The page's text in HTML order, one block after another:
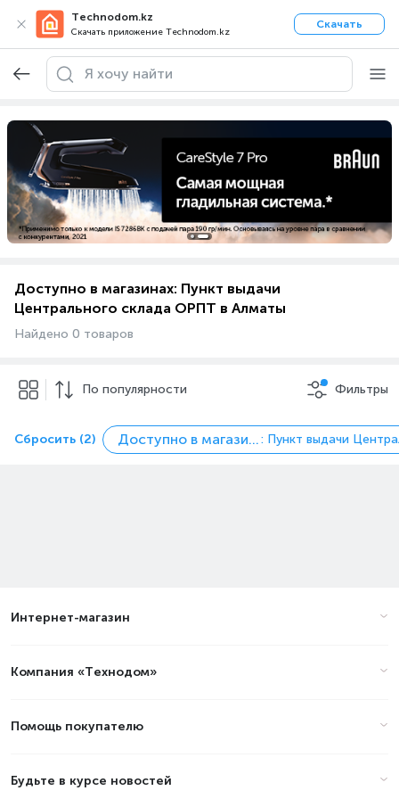
Technodom.kz
Скачать приложение Technodom.kz
Скачать
Доступно в магазинах: Пункт выдачи
Центрального склада ОРПТ в Алматы
Найдено 0 товаров
По популярности Фильтры
Сбросить (2) Доступно в магазинах: Пункт выдачи
Интернет-магазин
Компания «Технодом»
Помощь покупателю
Будьте в курсе новостей